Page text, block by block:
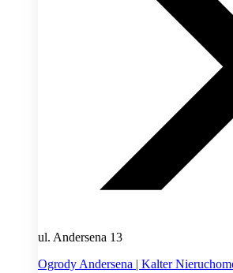
ul. Andersena 13
Ogrody Andersena | Kalter